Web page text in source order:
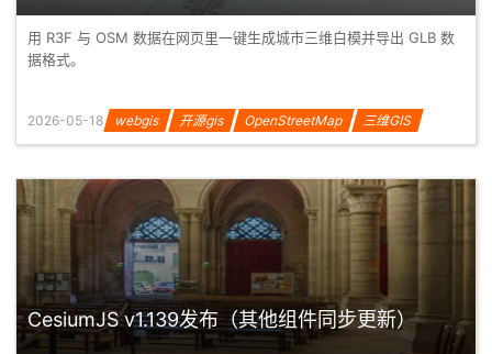
用 R3F 与 OSM 数据在网页里一键生成城市三维白模并导出 GLB 数
据格式。
2026-05-18 webgis 开源gis OpenStreetMap 三维GIS
CesiumJS v1.139发布（其他组件同步更新）